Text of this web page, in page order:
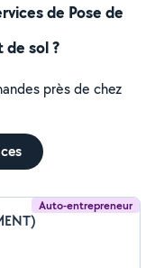
de Pose de
sol ?
près de chez
Auto-entrepreneur